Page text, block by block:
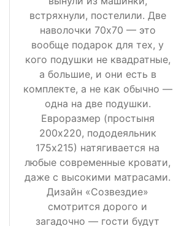
встряхнули, постелили. Две
наволочки 70х70 — это
вообще подарок для тех, у
кого подушки не квадратные,
а большие, и они есть в
комплекте, а не как обычно —
одна на две подушки.
Евроразмер (простыня
200х220, пододеяльник
175х215) натягивается на
любые современные кровати,
даже с высокими матрасами.
Дизайн «Созвездие»
смотрится дорого и
загадочно — гости будут